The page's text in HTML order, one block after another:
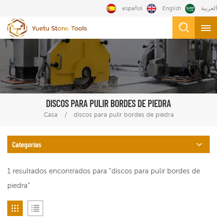
español English العربية
DISCOS PARA PULIR BORDES DE PIEDRA
Casa / discos para pulir bordes de piedra
Categorías
1 resultados encontrados para "discos para pulir bordes de
piedra"